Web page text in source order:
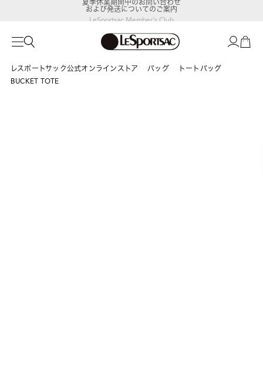
LeSportsac Member's Club
ポイントアップキャンペーン開催中
および発送についてのご案内
レスポートサック公式オンラインストア バッグ
トートバッグ
BUCKET TOTE